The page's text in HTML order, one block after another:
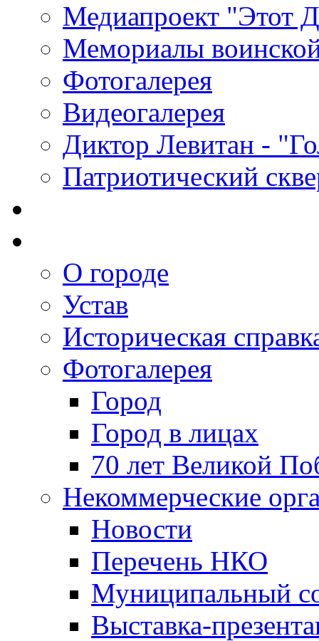
Медиапроект "Этот
Мемориалы
Фотогалерея
Видеогалерея
Диктор Левитан -
Патриотический
О городе
Устав
Историческая
Фотогалерея
Город
Город в лицах
70 лет Великой
Некоммерческие
Новости
Перечень НКО
Муниципальный
Выставка-